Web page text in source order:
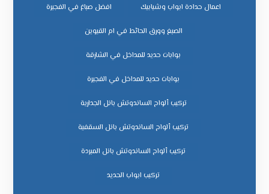
اعمال حدادة ابواب وشبابيك افضل صباغ في الفجيرة
الصبغ وورق الحائط في ام القيوين
بوابات حديد للمداخل في الشارقة
بوابات حديد للمداخل في الفجيرة
تركيب ألواح الساندوتش بانل الجدارية
تركيب ألواح الساندوتش بانل السقفية
تركيب ألواح الساندوتش بانل المبردة
تركيب ابواب الحديد